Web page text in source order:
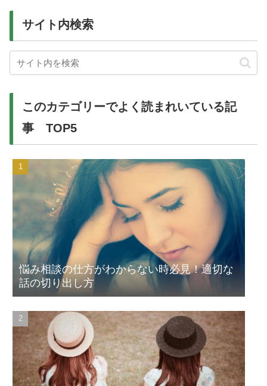
サイト内検索
このカテゴリーでよく読まれいている記
事 TOP5
悩み相談の仕方がわからない時必見！適切な
話の切り出し方